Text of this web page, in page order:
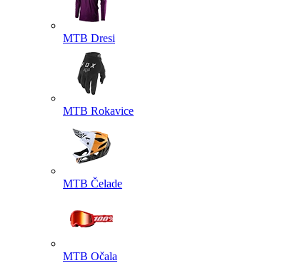
MTB Dresi
MTB Rokavice
MTB Čelade
MTB Očala